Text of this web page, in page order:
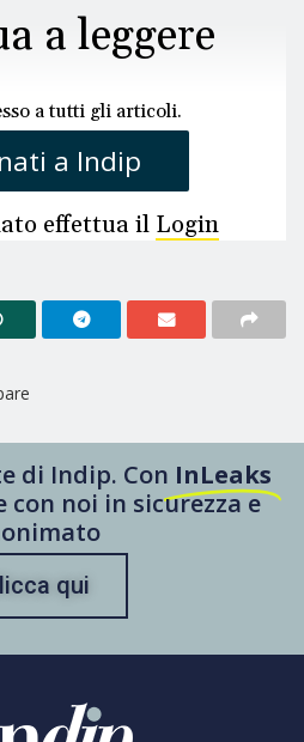
a leggere
a tutti gli articoli.
a Indip
effettua il Login
di Indip. Con InLeaks
con noi in sicurezza e
qui